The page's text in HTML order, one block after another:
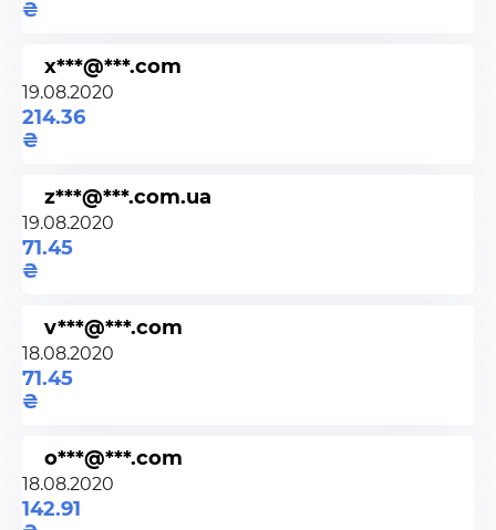
x***@***.com
19.08.2020
214.36
z***@***.com.ua
19.08.2020
71.45
v***@***.com
18.08.2020
71.45
o***@***.com
18.08.2020
142.91